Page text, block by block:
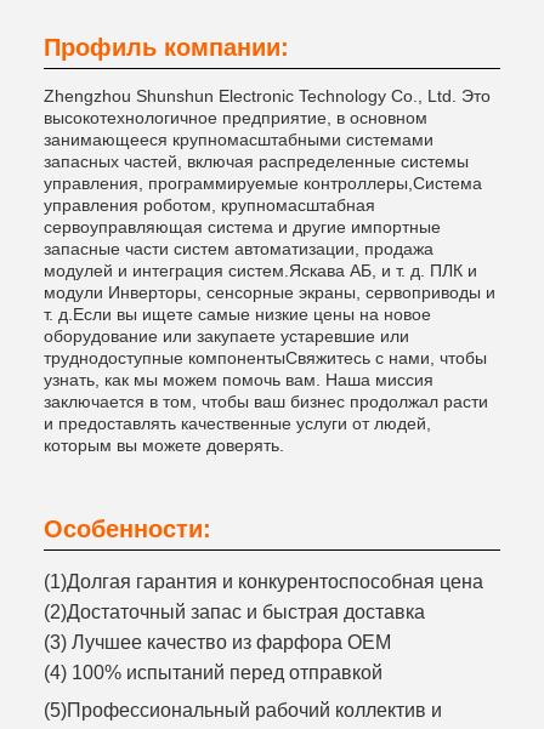
Профиль компании:
Zhengzhou Shunshun Electronic Technology Co., Ltd. Это
высокотехнологичное предприятие, в основном
занимающееся крупномасштабными системами
запасных частей, включая распределенные системы
управления, программируемые контроллеры,Система
управления роботом, крупномасштабная
сервоуправляющая система и другие импортные
запасные части систем автоматизации, продажа
модулей и интеграция систем.Яскава АБ, и т. д. ПЛК и
модули Инверторы, сенсорные экраны, сервоприводы и
т. д.Если вы ищете самые низкие цены на новое
оборудование или закупаете устаревшие или
труднодоступные компонентыСвяжитесь с нами, чтобы
узнать, как мы можем помочь вам. Наша миссия
заключается в том, чтобы ваш бизнес продолжал расти
и предоставлять качественные услуги от людей,
которым вы можете доверять.
Особенности:
(1)Долгая гарантия и конкурентоспособная цена
(2)Достаточный запас и быстрая доставка
(3) Лучшее качество из фарфора OEM
(4) 100% испытаний перед отправкой
(5)Профессиональный рабочий коллектив и